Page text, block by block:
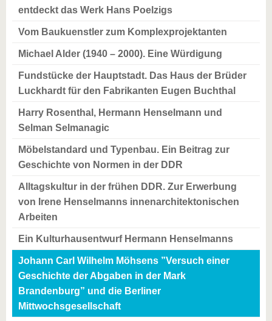
entdeckt das Werk Hans Poelzigs
Vom Baukuenstler zum Komplexprojektanten
Michael Alder (1940 – 2000). Eine Würdigung
Fundstücke der Hauptstadt. Das Haus der Brüder
Luckhardt für den Fabrikanten Eugen Buchthal
Harry Rosenthal, Hermann Henselmann und
Selman Selmanagic
Möbelstandard und Typenbau. Ein Beitrag zur
Geschichte von Normen in der DDR
Alltagskultur in der frühen DDR. Zur Erwerbung
von Irene Henselmanns innenarchitektonischen
Arbeiten
Ein Kulturhausentwurf Hermann Henselmanns
Johann Carl Wilhelm Möhsens ”Versuch einer
Geschichte der Abgaben in der Mark
Brandenburg” und die Berliner
Mittwochsgesellschaft